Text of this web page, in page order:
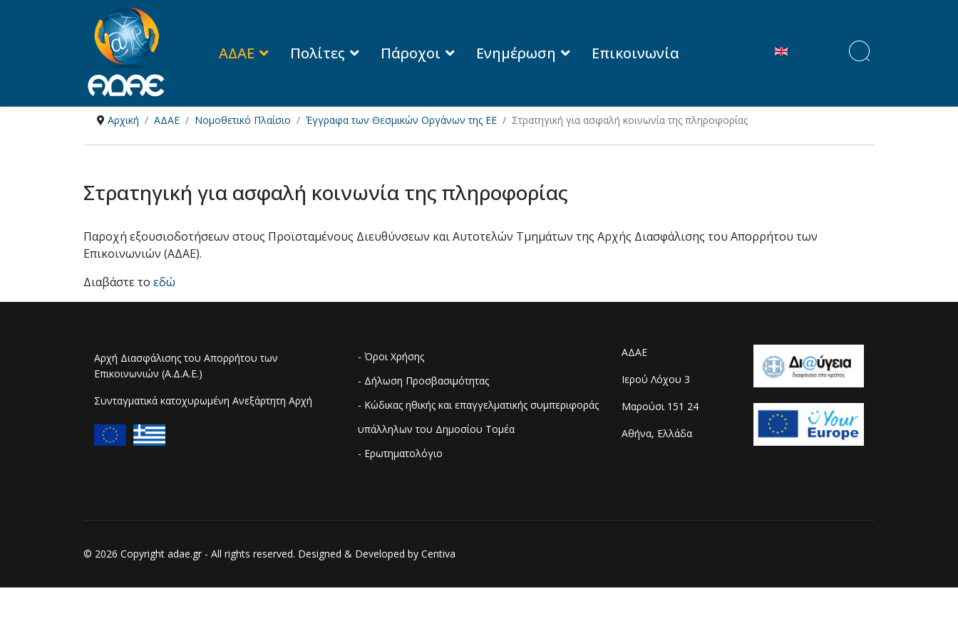
ΑΔΑΕ Πολίτες Πάροχοι Ενημέρωση Επικοινωνία Επιλέξτε τη γλώσσα σας
Αρχική ΑΔΑΕ Νομοθετικό Πλαίσιο Έγγραφα των Θεσμικών Οργάνων της ΕΕ Στρατηγική για ασφαλή κοινωνία της πληροφορίας
Στρατηγική για ασφαλή κοινωνία της πληροφορίας
Παροχή εξουσιοδοτήσεων στους Προϊσταμένους Διευθύνσεων και Αυτοτελών Τμημάτων της Αρχής Διασφάλισης του Απορρήτου των
Επικοινωνιών (ΑΔΑΕ).
Διαβάστε το εδώ
Αρχή Διασφάλισης του Απορρήτου των
Επικοινωνιών (Α.Δ.Α.Ε.)
Συνταγματικά κατοχυρωμένη Ανεξάρτητη Αρχή
- Όροι Χρήσης
- Δήλωση Προσβασιμότητας
- Κώδικας ηθικής και επαγγελματικής συμπεριφοράς
υπάλληλων του Δημοσίου Τομέα
- Ερωτηματολόγιο
ΑΔΑΕ
Ιερού Λόχου 3
Μαρούσι 151 24
Αθήνα, Ελλάδα
© 2026 Copyright adae.gr - All rights reserved. Designed & Developed by Centiva